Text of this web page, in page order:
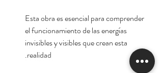
Esta obra es esencial para comprender
el funcionamiento de las energías
invisibles y visibles que crean esta
realidad.